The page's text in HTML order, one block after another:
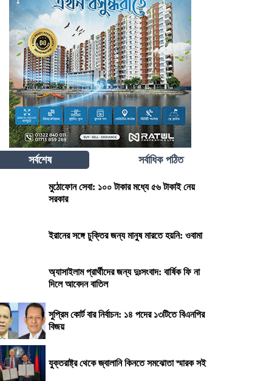
সর্বশেষ সর্বাধিক পঠিত
মুঠোফোন সেবা: ১০০ টাকার মধ্যে ৫৬ টাকাই নেয়
সরকার
ইরানের সঙ্গে চুক্তির জন্য মানুষ মারতে হয়নি: ওবামা
অ্যাসাইলাম প্রার্থীদের জন্য দুঃসংবাদ: বার্ষিক ফি না
দিলে আবেদন বাতিল
সুপ্রিম কোর্ট বার নির্বাচন: ১৪ পদের ১৩টিতে বিএনপির
বিজয়
যুক্তরাষ্ট্র থেকে জ্বালানি কিনতে সমঝোতা স্মারক সই